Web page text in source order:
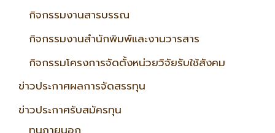
กิจกรรมงานสารบรรณ
กิจกรรมงานสำนักพิมพ์และงานวารสาร
กิจกรรมโครงการจัดตั้งหน่วยวิจัยรับใช้สังคม
ข่าวประกาศผลการจัดสรรทุน
ข่าวประกาศรับสมัครทุน